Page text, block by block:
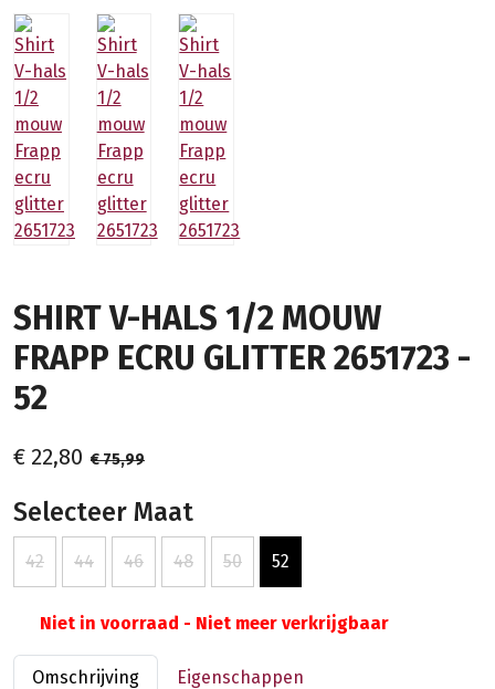
SHIRT V-HALS 1/2 MOUW
FRAPP ECRU GLITTER 2651723 -
52
€ 22,80 € 75,99
Selecteer Maat
42 44 46 48 50 52
Niet in voorraad - Niet meer verkrijgbaar
Omschrijving Eigenschappen